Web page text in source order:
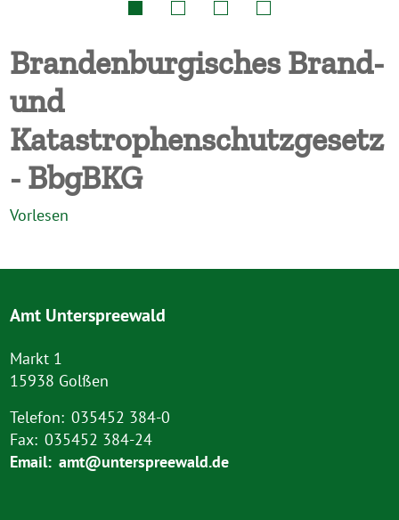
Brandenburgisches Brand-
und
Katastrophenschutzgesetz
- BbgBKG
Vorlesen
Amt Unterspreewald
Markt 1
15938 Golßen
Telefon: 035452 384-0
Fax: 035452 384-24
Email: amt@unterspreewald.de